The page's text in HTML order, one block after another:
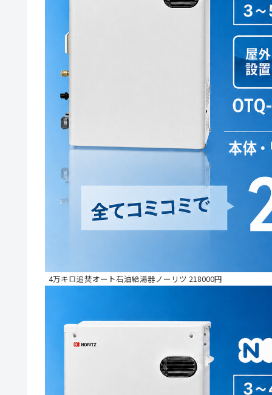
4万キロ追焚オート石油給湯器ノーリツ 218000円